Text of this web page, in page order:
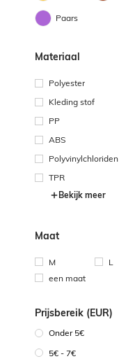
Paars
Materiaal
Polyester
Kleding stof
PP
ABS
Polyvinylchloriden
TPR
Bekijk meer
Maat
M
L
een maat
Prijsbereik (EUR)
Onder 5€
5€ - 7€